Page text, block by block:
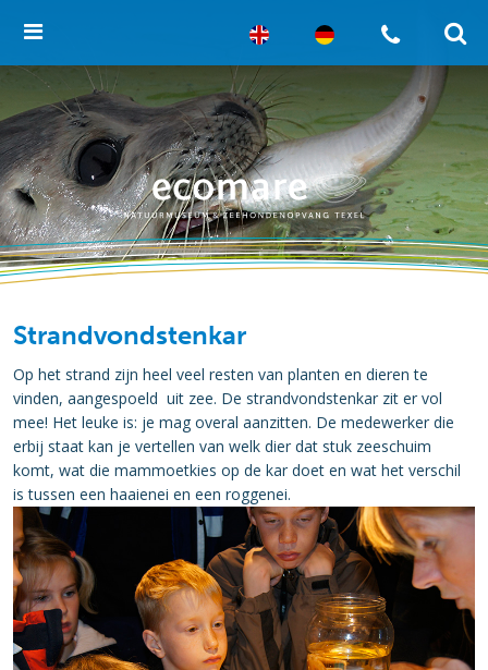
Strandvondstenkar
Op het strand zijn heel veel resten van planten en dieren te
vinden, aangespoeld uit zee. De strandvondstenkar zit er vol
mee! Het leuke is: je mag overal aanzitten. De medewerker die
erbij staat kan je vertellen van welk dier dat stuk zeeschuim
komt, wat die mammoetkies op de kar doet en wat het verschil
is tussen een haaienei en een roggenei.